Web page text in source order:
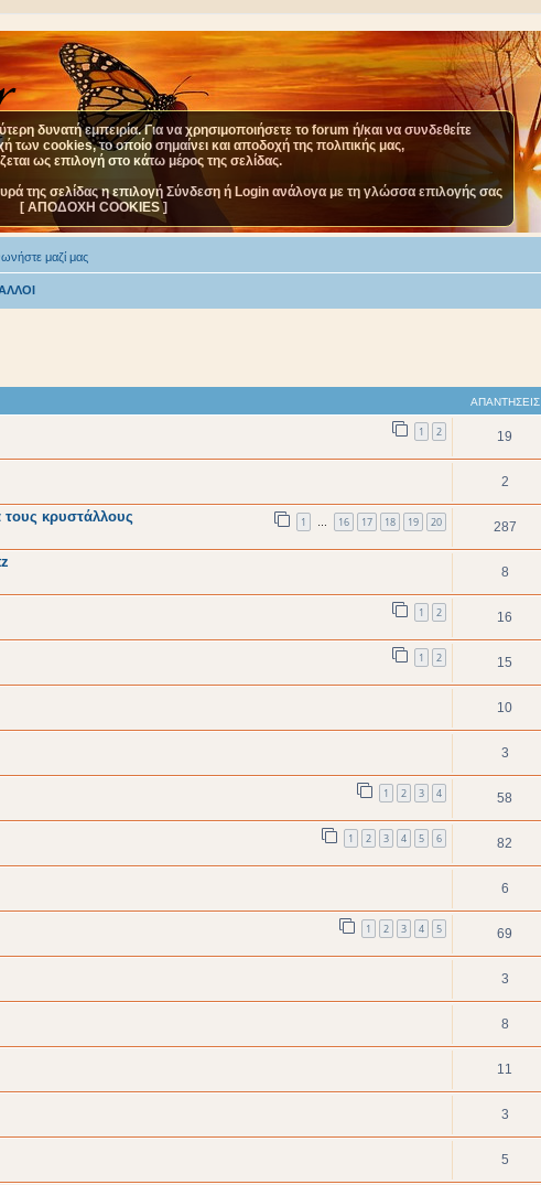
μαζί μας
ΑΠΑΝΤΉΣΕΙΣ
1 2 19
2
τους κρυστάλλους 1 … 16 17 18 19 20 287
8
1 2 16
1 2 15
10
3
1 2 3 4 58
1 2 3 4 5 6 82
6
1 2 3 4 5 69
3
8
11
3
5
δυνατή εμπειρία. Για να χρησιμοποιήσετε το forum ή/και να συνδεθείτε
των cookies, το οποίο σημαίνει και αποδοχή της πολιτικής μας,
ως επιλογή στο κάτω μέρος της σελίδας.
της σελίδας η επιλογή Σύνδεση ή Login ανάλογα με τη γλώσσα επιλογής σας
[ ΑΠΟΔΟΧΗ COOKIES ]